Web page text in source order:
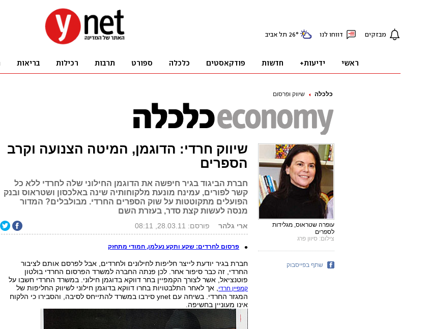
כלכלה שיווק ופרסום
שיווק חרדי: הדוגמן, המיטה הצנועה וקרב
הספרים
חברת הביגוד בגיר חיפשה את הדוגמן החילוני שלה לחרדי ללא כל
קשר לפורים, עמינח מונעת מלקוחותיה שינה באלכסון ושטראוס ובנק
הפועלים מתקוטטות על שוק הספרים החרדי. מבולבלים? המדור
מנסה לעשות קצת סדר, בעזרת השם
ארי גלהר פורסם: 28.03.11, 08:11
פרסום לחרדים: שקע ותקע נעלמו, חמודי מתחזק
חברת בגיר יודעת לייצר חליפות לחילונים ולחרדים, אבל לפרסם אותם לציבור
החרדי, זה כבר סיפור אחר. לכן פנתה החברה למשרד הפרסום החרדי בולטון
פוטנציאל, אשר לצורך הקמפיין בחר דווקא בדוגמן חילוני. במשרד החרדי חשבו על
קמפיין חרדי
, אך לאחר התלבטויות בחרו דווקא בדוגמן חילוני לשיווק החליפות של
המגזר החרדי. בשיחה עם ynet סירבו במשרד להתייחס לסיבה, והסבירו כי הלקוח
אינו מעוניין בחשיפה.
עופרה שטראוס, מגלידות
לספרים
צילום: סיוון פרג
שתף בפייסבוק